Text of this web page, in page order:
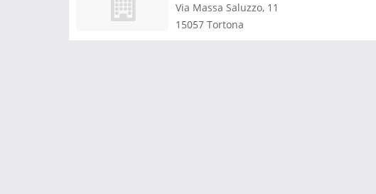
Via Massa Saluzzo, 11
15057 Tortona